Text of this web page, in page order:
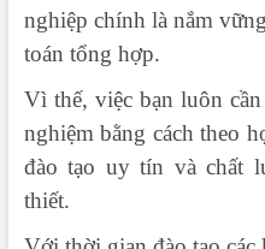
nghiệp chính là nắm
toán tổng hợp.
Vì thế, việc bạn luôn
nghiệm bằng cách theo
đào tạo uy tín và chất
thiết.